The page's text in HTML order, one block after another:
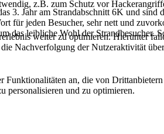
3. Jahr am Strandabschnitt 6K und sind
für jeden Besucher, sehr nett und
das leibliche Wohl der Strandbesucher.
z.B. zum Schutz vor
weiter zu optimieren. Hierunter
Nachverfolgung der Nutzeraktivität
Funktionalitäten an, die von
personalisieren und zu optimieren.